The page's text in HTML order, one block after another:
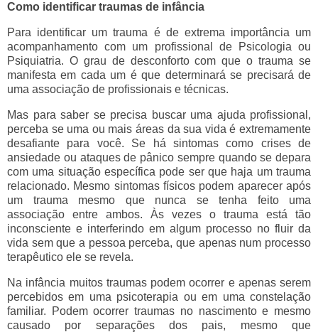
Como identificar traumas de infância
Para identificar um trauma é de extrema importância um
acompanhamento com um profissional de Psicologia ou
Psiquiatria. O grau de desconforto com que o trauma se
manifesta em cada um é que determinará se precisará de
uma associação de profissionais e técnicas.
Mas para saber se precisa buscar uma ajuda profissional,
perceba se uma ou mais áreas da sua vida é extremamente
desafiante para você. Se há sintomas como crises de
ansiedade ou ataques de pânico sempre quando se depara
com uma situação específica pode ser que haja um trauma
relacionado. Mesmo sintomas físicos podem aparecer após
um trauma mesmo que nunca se tenha feito uma
associação entre ambos. Às vezes o trauma está tão
inconsciente e interferindo em algum processo no fluir da
vida sem que a pessoa perceba, que apenas num processo
terapêutico ele se revela.
Na infância muitos traumas podem ocorrer e apenas serem
percebidos em uma psicoterapia ou em uma constelação
familiar. Podem ocorrer traumas no nascimento e mesmo
causado por separações dos pais, mesmo que